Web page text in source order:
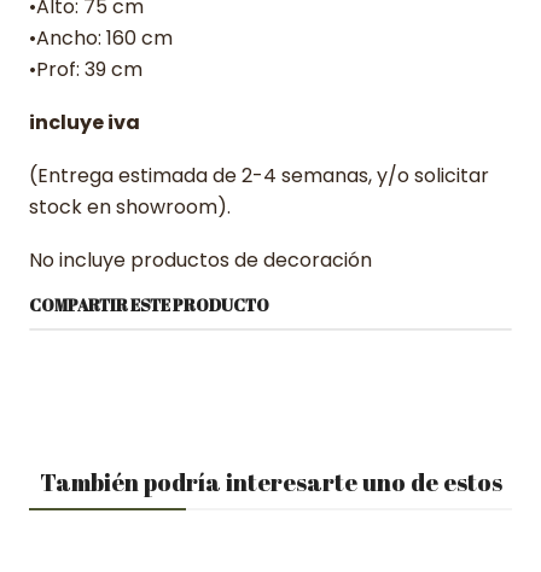
•Alto: 75 cm
•Ancho: 160 cm
•Prof: 39 cm
incluye iva
(Entrega estimada de 2-4 semanas, y/o solicitar
stock en showroom).
No incluye productos de decoración
COMPARTIR ESTE PRODUCTO
También podría interesarte uno de estos